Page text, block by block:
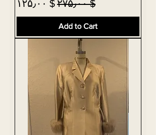
Regular Price
$ ۲۷۵٫۰۰ Sale Price
$ ۱۲۵٫۰۰
Add to Cart